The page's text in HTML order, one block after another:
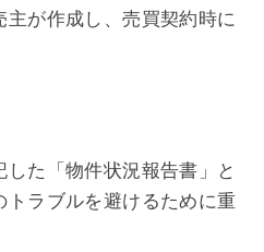
が作成し、売買契約時に
た「物件状況報告書」と
トラブルを避けるために重